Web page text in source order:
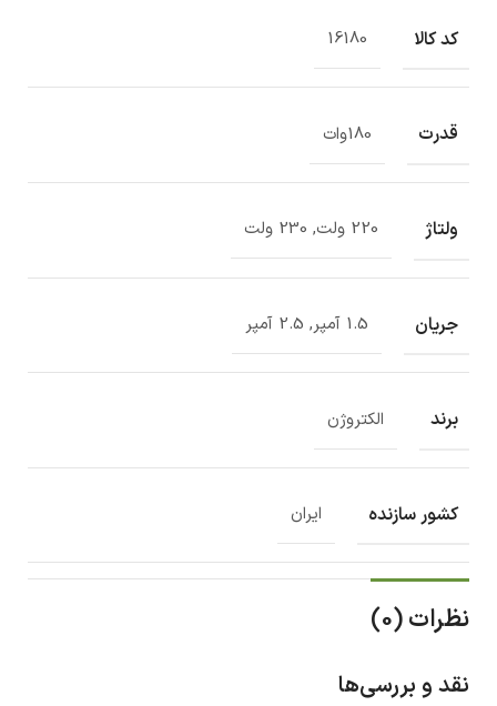
کد کالا 16180
قدرت 180وات
ولتاژ 220 ولت, 230 ولت
جریان 1.5 آمپر, 2.5 آمپر
برند الکتروژن
کشور سازنده ایران
نظرات (0)
نقد و بررسی‌ها